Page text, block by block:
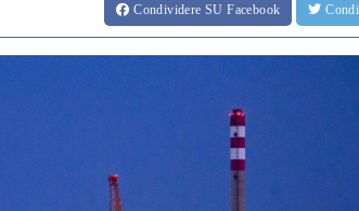
Condividere SU Facebook